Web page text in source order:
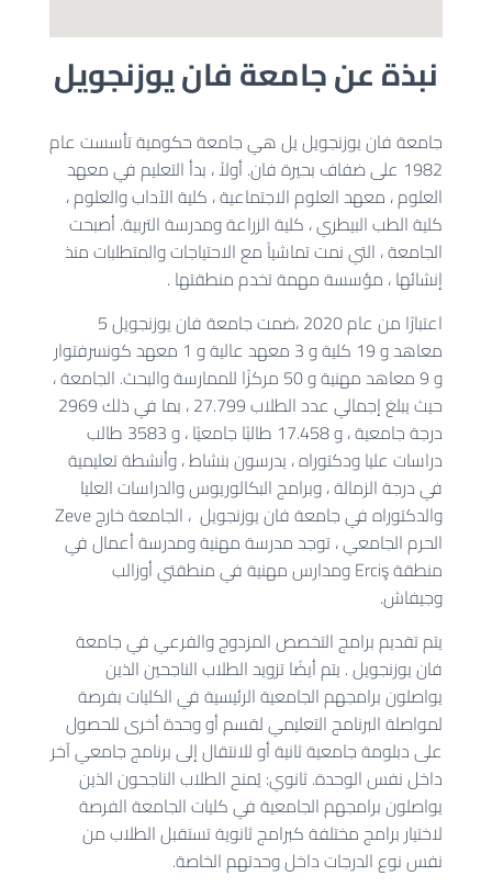
نبذة عن جامعة فان يوزنجويل
جامعة فان يوزنجويل يل هي جامعة حكومية تأسست عام
1982 على ضفاف بحيرة فان. أولاً ، بدأ التعليم في معهد
العلوم ، معهد العلوم الاجتماعية ، كلية الآداب والعلوم ،
كلية الطب البيطري ، كلية الزراعة ومدرسة التربية. أصبحت
الجامعة ، التي نمت تماشياً مع الاحتياجات والمتطلبات منذ
إنشائها ، مؤسسة مهمة تخدم منطقتها .
اعتبارًا من عام 2020 ،ضمت جامعة فان يوزنجويل
5
معاهد و 19 كلية و 3 معهد عالية و 1 معهد كونسرفتوار
و 9 معاهد مهنية و 50 مركزًا للممارسة والبحث. الجامعة ،
حيث يبلغ إجمالي عدد الطلاب 27.799 ، بما في ذلك 2969
درجة جامعية ، و 17.458 طالبًا جامعيًا ، و 3583 طالب
دراسات عليا ودكتوراه ، يدرسون بنشاط ، وأنشطة تعليمية
في درجة الزمالة ، وبرامج البكالوريوس والدراسات العليا
والدكتوراه في جامعة فان يوزنجويل
، الجامعة خارج Zeve
الحرم الجامعي ، توجد مدرسة مهنية ومدرسة أعمال في
منطقة Erciş ومدارس مهنية في منطقتي أوزالب
وجيفاش.
يتم تقديم برامج التخصص المزدوج والفرعي في جامعة
فان يوزنجويل . يتم أيضًا تزويد الطلاب الناجحين الذين
يواصلون برامجهم الجامعية الرئيسية في الكليات بفرصة
لمواصلة البرنامج التعليمي لقسم أو وحدة أخرى للحصول
على دبلومة جامعية ثانية أو للانتقال إلى برنامج جامعي آخر
داخل نفس الوحدة. ثانوي: يُمنح الطلاب الناجحون الذين
يواصلون برامجهم الجامعية في كليات الجامعة الفرصة
لاختيار برامج مختلفة كبرامج ثانوية تستقبل الطلاب من
نفس نوع الدرجات داخل وحدتهم الخاصة.